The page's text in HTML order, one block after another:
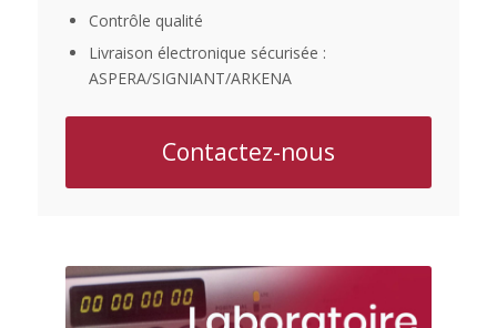
Contrôle qualité
Livraison électronique sécurisée :
ASPERA/SIGNIANT/ARKENA
Contactez-nous